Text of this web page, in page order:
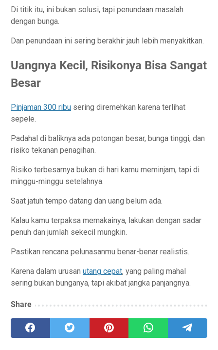
Di titik itu, ini bukan solusi, tapi penundaan masalah
dengan bunga.
Dan penundaan ini sering berakhir jauh lebih menyakitkan.
Uangnya Kecil, Risikonya Bisa Sangat
Besar
Pinjaman 300 ribu sering diremehkan karena terlihat
sepele.
Padahal di baliknya ada potongan besar, bunga tinggi, dan
risiko tekanan penagihan.
Risiko terbesarnya bukan di hari kamu meminjam, tapi di
minggu-minggu setelahnya.
Saat jatuh tempo datang dan uang belum ada.
Kalau kamu terpaksa memakainya, lakukan dengan sadar
penuh dan jumlah sekecil mungkin.
Pastikan rencana pelunasanmu benar-benar realistis.
Karena dalam urusan utang cepat, yang paling mahal
sering bukan bunganya, tapi akibat jangka panjangnya.
Share